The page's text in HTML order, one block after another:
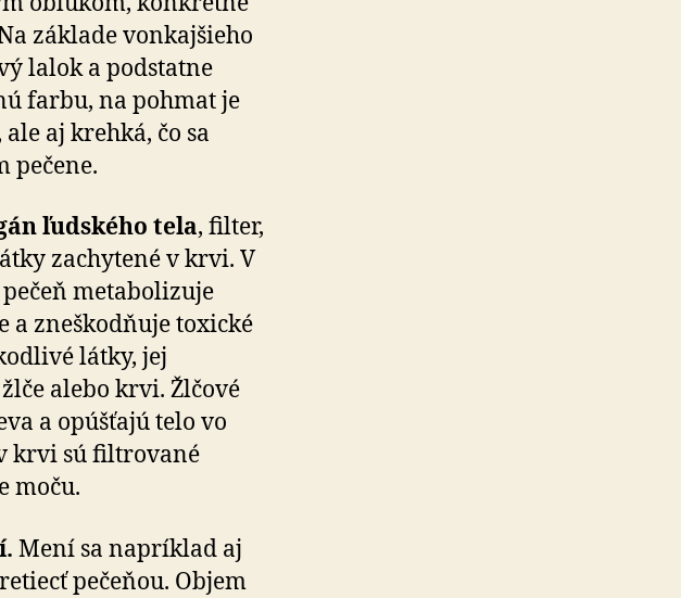
základe vonkajšieho
lalok a podstatne
farbu, na pohmat je
aj krehká, čo sa
pečene.
ľudského tela, filter,
zachytené v krvi. V
metabolizuje
zneškodňuje toxické
látky, jej
alebo krvi. Žlčové
a opúšťajú telo vo
krvi sú filtrované
moču.
Mení sa napríklad aj
pečeňou. Objem